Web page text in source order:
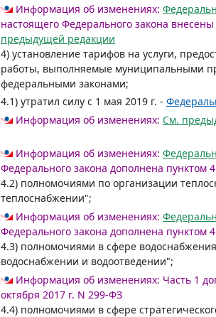
Информация об изменениях:
настоящего Федерального закона
предыдущей редакции
4) установление тарифов на услуги,
работы, выполняемые муниципальными
федеральными законами;
4.1) утратил силу с 1 мая 2019 г. -
Информация об изменениях: См.
Информация об изменениях:
Федерального закона дополнена пунктом
4.2) полномочиями по организации
теплоснабжении";
Информация об изменениях:
Федерального закона дополнена пунктом
4.3) полномочиями в сфере
водоснабжении и водоотведении";
Информация об изменениях: Часть 1
октября 2017 г. N 299-ФЗ
4.4) полномочиями в сфере